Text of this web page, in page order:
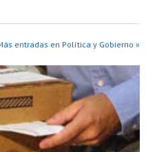
entradas en Política y Gobierno »